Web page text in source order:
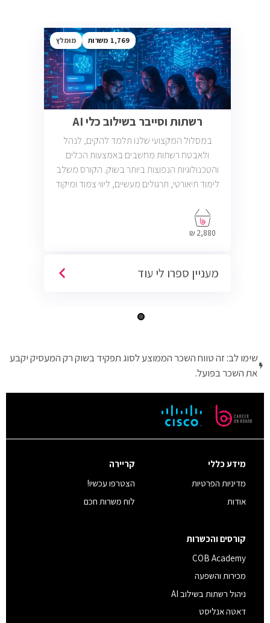
1,769 מומלץ
רשתות וסייבר בשילוב כלי AI
במסלול המקצועי שלנו תלמד להקים, לנהל
ולאבטח רשתות מחשבים באמצעות הכלים
והטכנולוגיות הנפוצות ביותר בשוק. הקורס משלב
לימוד תיאורטי, תרגולים מעשיים, ליווי צמוד ומיקוד
2,880 ₪
מעניין ספרו לי עוד
שימו לב: זה טווח השכר הממוצע לסוג תפקיד בשוק רק המעסיק יקבע
את השכר בפועל.
מידע כללי
מדיניות הפרטיות
אודות
קריירה
הצטרפו עכשיו!
לוח משרות חכם
קורסים והכשרות
COB Academy
מכירות והשפעה
ניהול רשתות בשילוב AI
דאטה אנליסט